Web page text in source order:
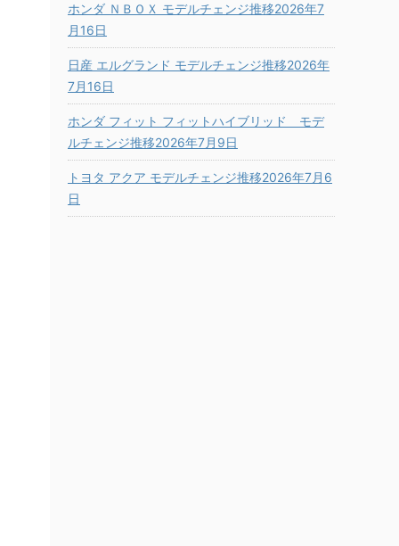
ホンダ ＮＢＯＸ モデルチェンジ推移2026年7
月16日
日産 エルグランド モデルチェンジ推移2026年
7月16日
ホンダ フィット フィットハイブリッド モデ
ルチェンジ推移2026年7月9日
トヨタ アクア モデルチェンジ推移2026年7月6
日